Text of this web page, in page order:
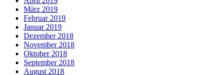
März 2019
Februar 2019
Januar 2019
Dezember 2018
November 2018
Oktober 2018
September 2018
August 2018